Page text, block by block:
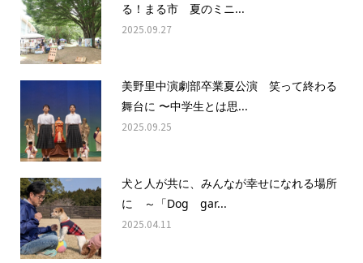
る！まる市 夏のミニ...
2025.09.27
美野里中演劇部卒業夏公演 笑って終わる
舞台に 〜中学生とは思...
2025.09.25
犬と人が共に、みんなが幸せになれる場所
に ～「Dog gar...
2025.04.11